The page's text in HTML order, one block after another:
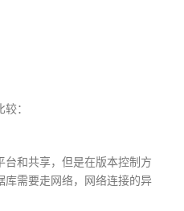
：
和共享，但是在版本控制方
库需要走网络，网络连接的异